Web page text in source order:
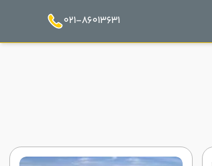
021-86013631